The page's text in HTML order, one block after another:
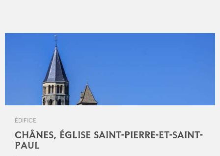
ÉDIFICE
CHÂNES, ÉGLISE SAINT-PIERRE-ET-SAINT-
PAUL